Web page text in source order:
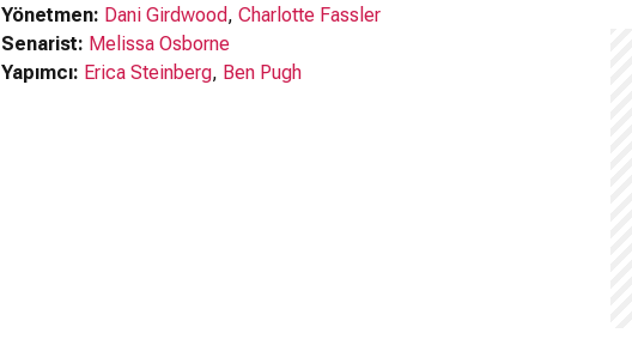
Yönetmen: Dani Girdwood, Charlotte Fassler
Senarist: Melissa Osborne
Yapımcı: Erica Steinberg, Ben Pugh